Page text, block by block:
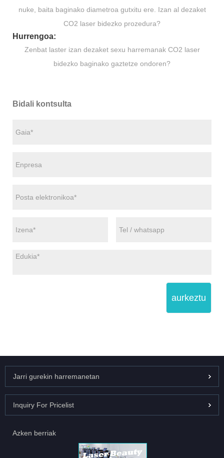
nuke, baita baginako diametroa gutxitu ere. Izan al dezaket
CO2 laser bidezko prozedura?
Hurrengoa:
Zenbat laster izan dezaket sexu harremanak CO2 laser
bidezko baginako gaztetze ondoren?
Bidali kontsulta
aurkeztu
Jarri gurekin harremanetan
Inquiry For Pricelist
Azken berriak